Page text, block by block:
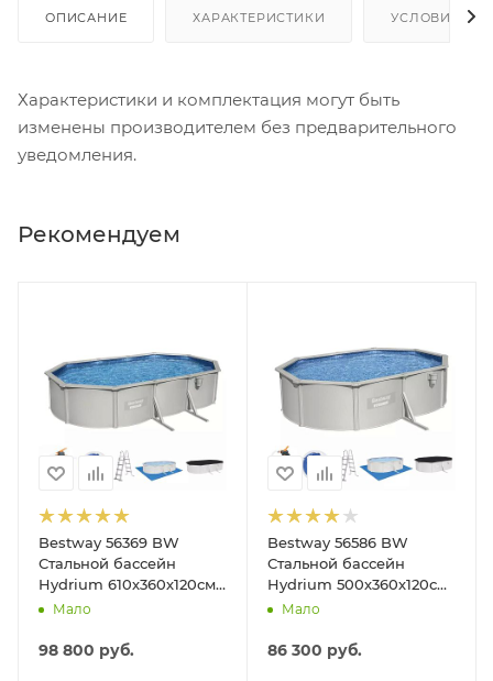
ОПИСАНИЕ ХАРАКТЕРИСТИКИ УСЛОВИЯ
Характеристики и комплектация могут быть
изменены производителем без предварительного
уведомления.
Рекомендуем
Bestway 56369 BW
Стальной бассейн
Hydrium 610х360х120см,
19929л, песч.фил.-нас
подст.
Мало
98 800 руб.
Bestway 56586 BW
Стальной бассейн
Hydrium 500х360х120см,
16296л, песч.фил.-нас
подст, попл.-доз
Мало
86 300 руб.